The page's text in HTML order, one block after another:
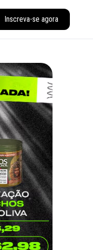
Inscreva-se agora